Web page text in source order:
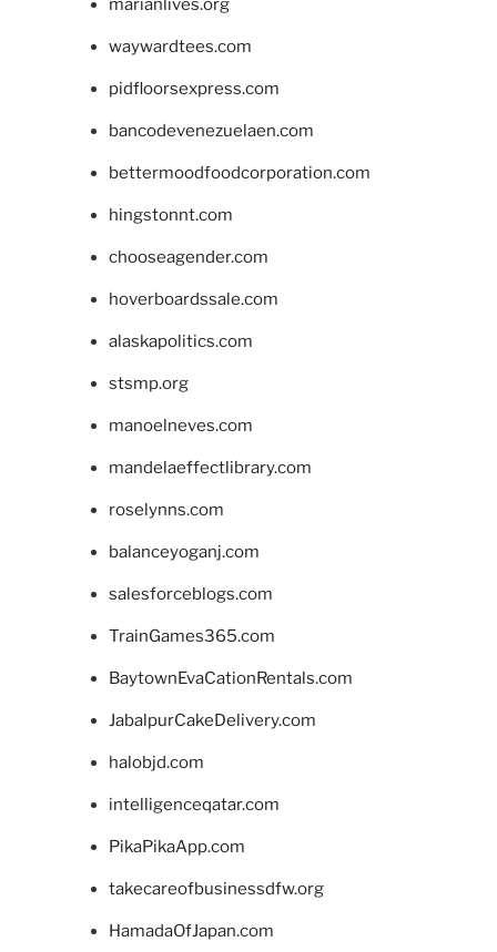
marianlives.org
waywardtees.com
pidfloorsexpress.com
bancodevenezuelaen.com
bettermoodfoodcorporation.com
hingstonnt.com
chooseagender.com
hoverboardssale.com
alaskapolitics.com
stsmp.org
manoelneves.com
mandelaeffectlibrary.com
roselynns.com
balanceyoganj.com
salesforceblogs.com
TrainGames365.com
BaytownEvaCationRentals.com
JabalpurCakeDelivery.com
halobjd.com
intelligenceqatar.com
PikaPikaApp.com
takecareofbusinessdfw.org
HamadaOfJapan.com